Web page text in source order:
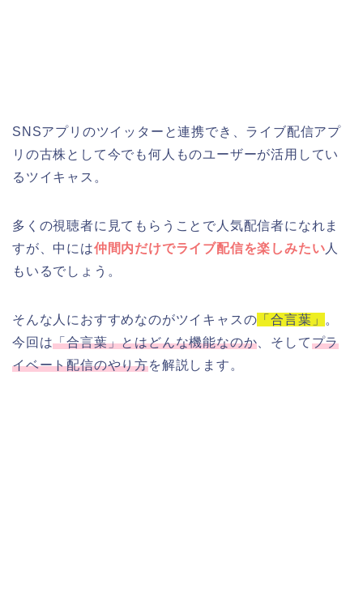
SNSアプリのツイッターと連携でき、ライブ配信アプ
リの古株として今でも何人ものユーザーが活用してい
るツイキャス。
多くの視聴者に見てもらうことで人気配信者になれま
すが、中には仲間内だけでライブ配信を楽しみたい 人
もいるでしょう。
そんな人におすすめなのがツイキャスの 「合言葉」 。
今回は「合言葉」とはどんな機能なのか 、そしてプラ
イベート配信のやり方を解説します。